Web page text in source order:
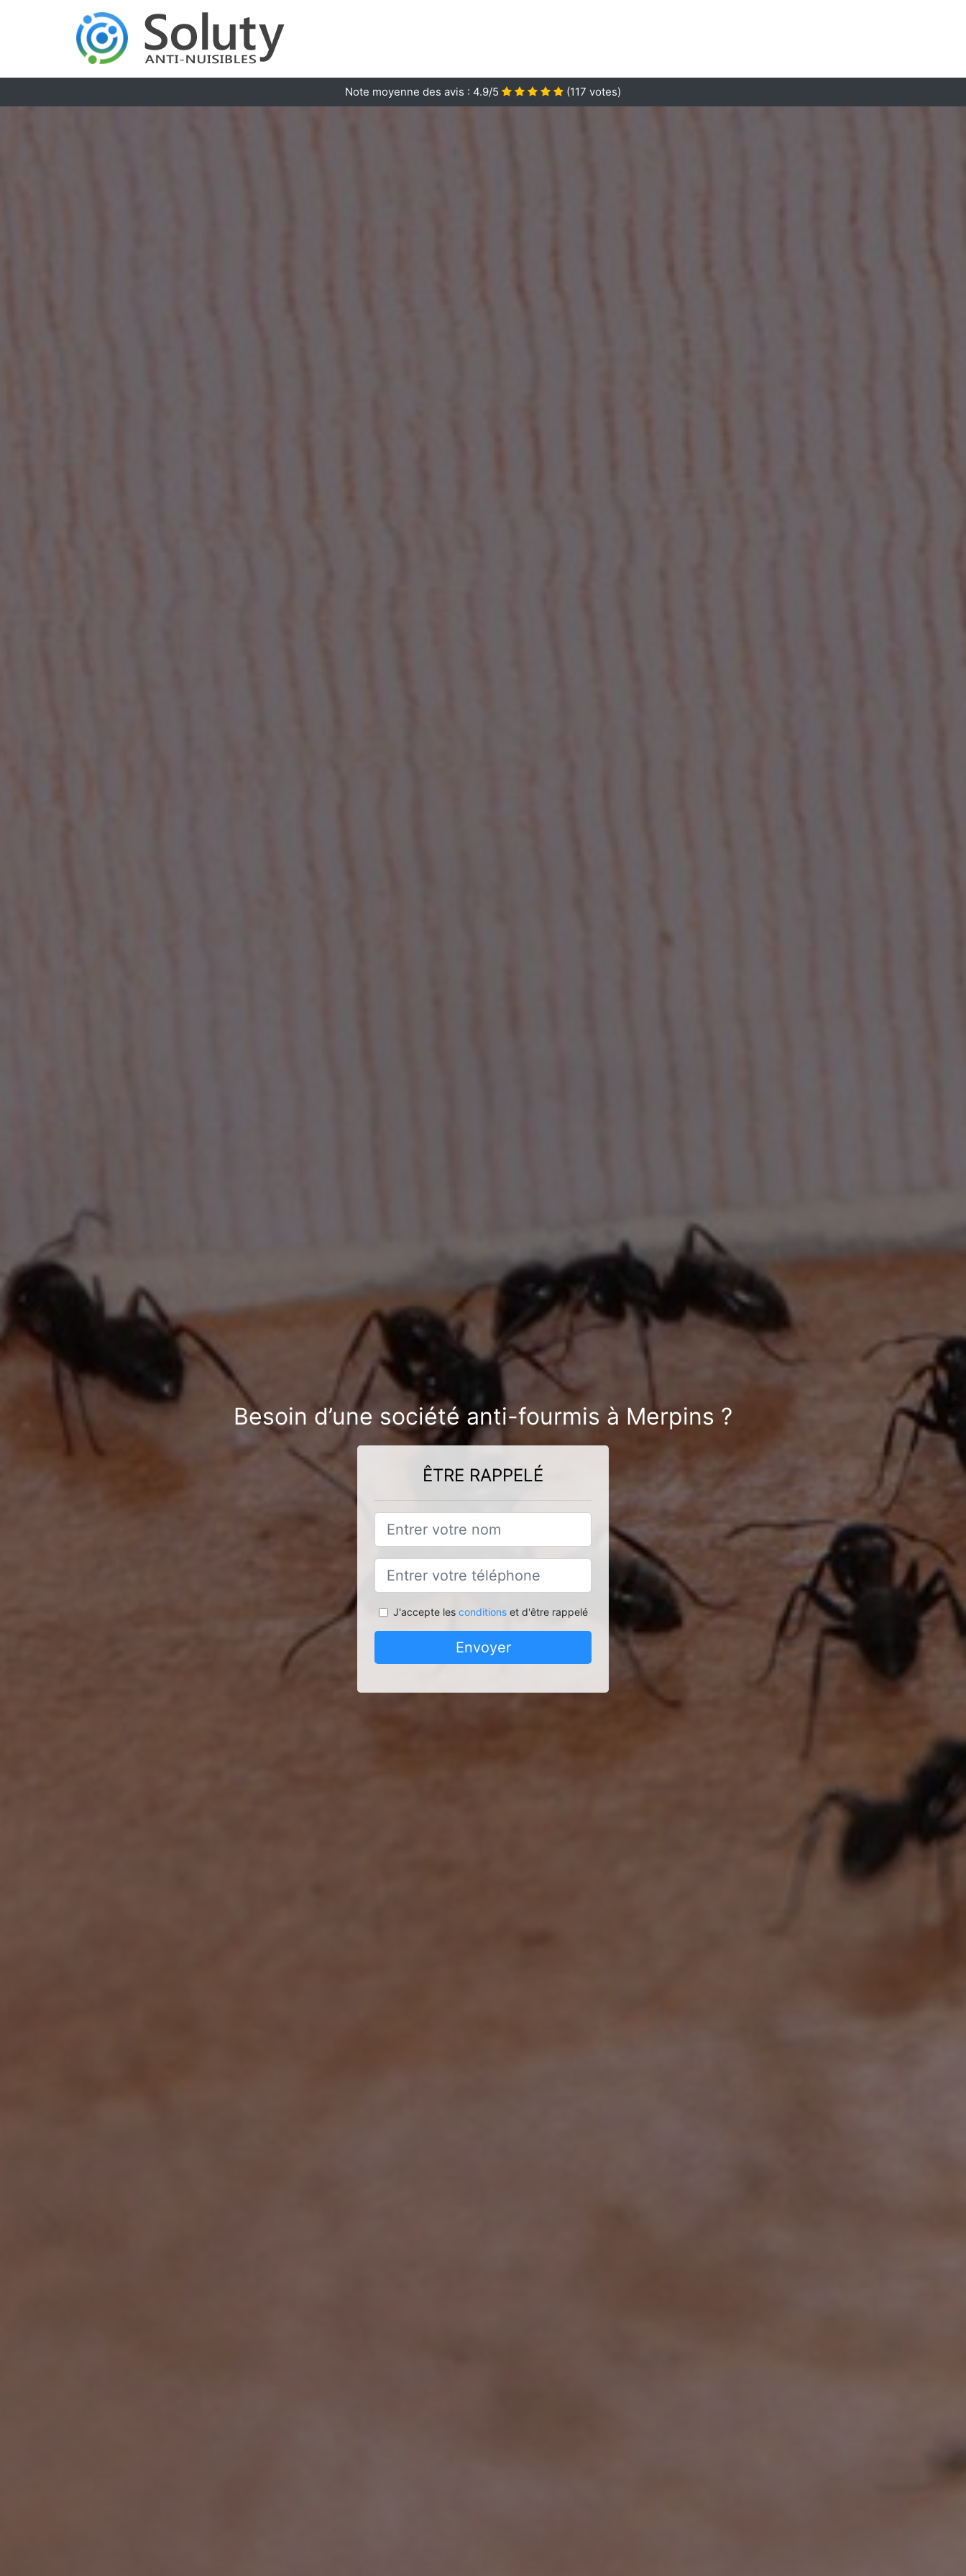
Note moyenne des avis : 4.9/5 (117 votes)
Besoin d’une société anti-fourmis à Merpins ?
ÊTRE RAPPELÉ
J'accepte les conditionset d'être rappelé
Envoyer